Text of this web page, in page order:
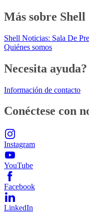
Más sobre Shell
Shell Noticias: Sala De
Quiénes somos
Necesita ayuda?
Información de contacto
Conéctese con
Instagram
YouTube
Facebook
LinkedIn